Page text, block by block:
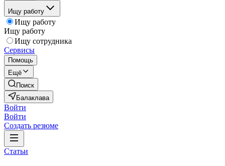
Ищу работу
Ищу работу
Ищу работу
Ищу сотрудника
Сервисы
Помощь
Ещё
Поиск
Балаклава
Войти
Войти
Создать резюме
Статьи